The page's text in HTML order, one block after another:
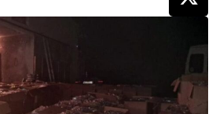
Indyjskich, we
Spraw
przeprowadziła